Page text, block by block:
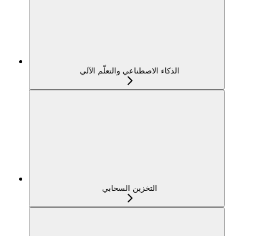
الذكاء الاصطناعي والتعلّم الآلي
التخزين السحابي